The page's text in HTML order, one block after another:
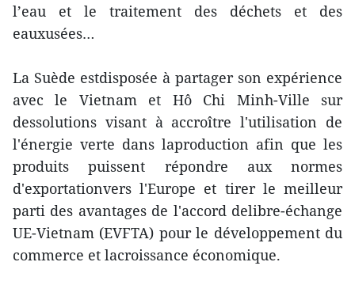
l’eau et le traitement des déchets et des
eauxusées…
La Suède estdisposée à partager son expérience
avec le Vietnam et Hô Chi Minh-Ville sur
dessolutions visant à accroître l'utilisation de
l'énergie verte dans laproduction afin que les
produits puissent répondre aux normes
d'exportationvers l'Europe et tirer le meilleur
parti des avantages de l'accord delibre-échange
UE-Vietnam (EVFTA) pour le développement du
commerce et lacroissance économique.